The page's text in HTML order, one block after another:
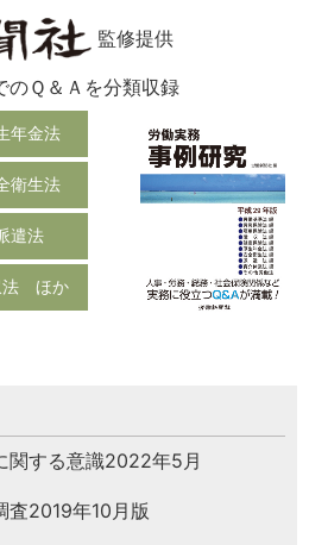
監修提供
のＱ＆Ａを分類収録
年金法
衛生法
遣法
法 ほか
関する意識2022年5月
査2019年10月版